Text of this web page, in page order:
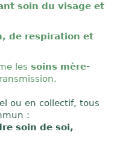
soin du visage et
de respiration et
lessoins mère-
ou en collectif, tous
:
soin de soi,